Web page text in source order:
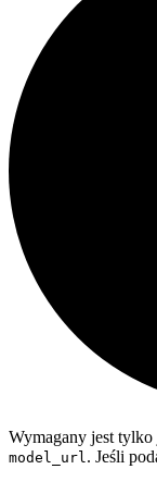
Wymagany jest tylko
model_url. Jeśli